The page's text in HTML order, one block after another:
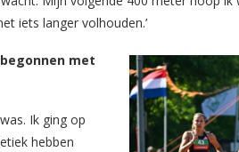
iets langer volhouden.’
met
Ik ging op
hebben